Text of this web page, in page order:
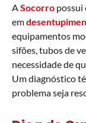
ASocorro possui
em
equipamentos
sifões, tubos de
necessidade de
Um diagnóstico
problema seja